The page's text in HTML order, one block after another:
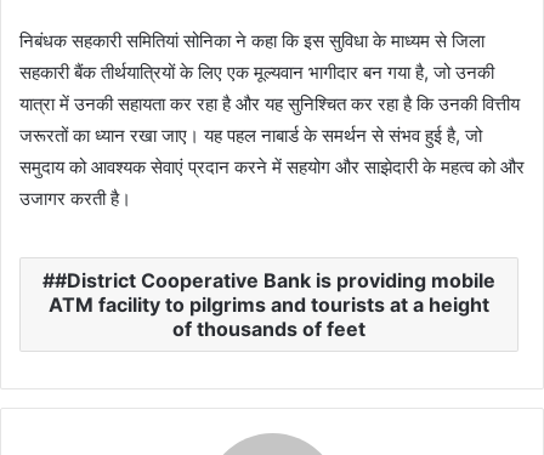
निबंधक सहकारी समितियां सोनिका ने कहा कि इस सुविधा के माध्यम से जिला
सहकारी बैंक तीर्थयात्रियों के लिए एक मूल्यवान भागीदार बन गया है, जो उनकी
यात्रा में उनकी सहायता कर रहा है और यह सुनिश्चित कर रहा है कि उनकी वित्तीय
जरूरतों का ध्यान रखा जाए। यह पहल नाबार्ड के समर्थन से संभव हुई है, जो
समुदाय को आवश्यक सेवाएं प्रदान करने में सहयोग और साझेदारी के महत्व को और
उजागर करती है।
#District Cooperative Bank is providing mobile
ATM facility to pilgrims and tourists at a height
of thousands of feet